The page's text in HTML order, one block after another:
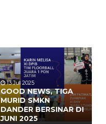
13 Jul 2025
GOOD NEWS, TIGA
MURID SMKN
DANDER BERSINAR DI
JUNI 2025